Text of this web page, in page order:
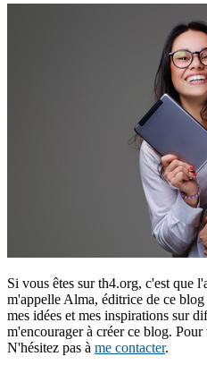
Si vous êtes sur th4.org, c'est que
m'appelle Alma, éditrice de ce
mes idées et mes inspirations sur
m'encourager à créer ce blog.
N'hésitez pas à me contacter.